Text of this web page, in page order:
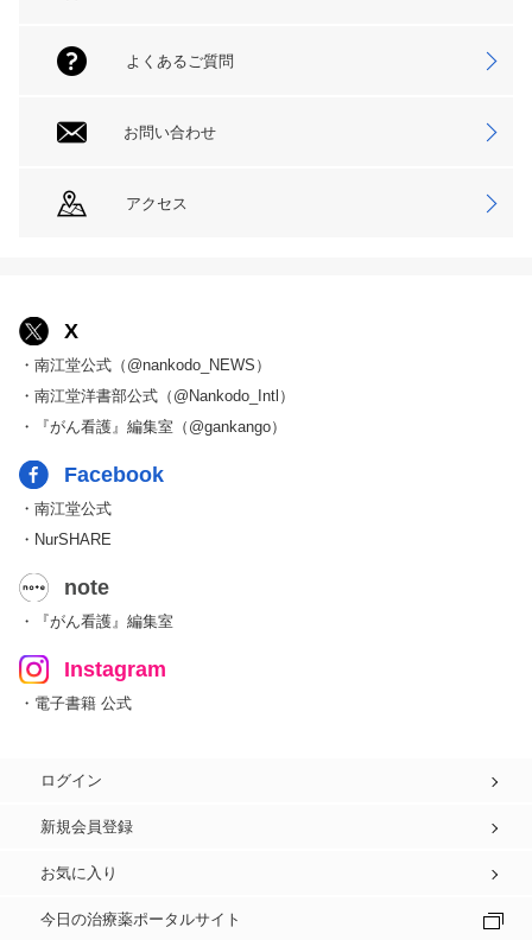
よくあるご質問
お問い合わせ
アクセス
X
・南江堂公式（@nankodo_NEWS）
・南江堂洋書部公式（@Nankodo_Intl）
・『がん看護』編集室（@gankango）
Facebook
・南江堂公式
・NurSHARE
note
・『がん看護』編集室
Instagram
・電子書籍 公式
ログイン
新規会員登録
お気に入り
今日の治療薬ポータルサイト